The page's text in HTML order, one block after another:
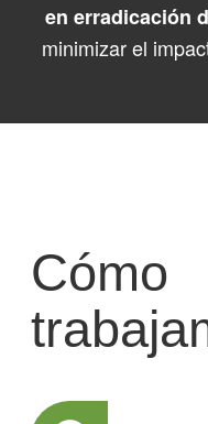
en erradicación
minimizar el
Cómo